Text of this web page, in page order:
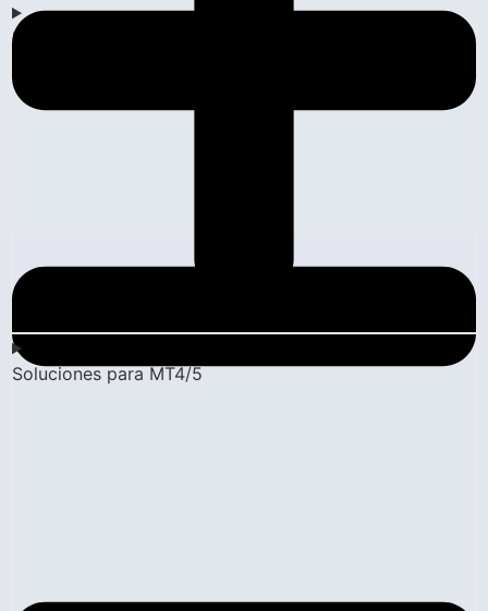
Empresa
Soluciones para MT4/5